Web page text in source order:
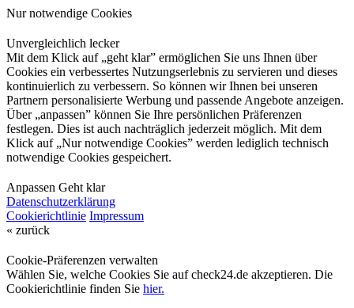
Nur notwendige Cookies
Unvergleichlich lecker
Mit dem Klick auf „geht klar” ermöglichen Sie uns Ihnen über
Cookies ein verbessertes Nutzungserlebnis zu servieren und dieses
kontinuierlich zu verbessern. So können wir Ihnen bei unseren
Partnern personalisierte Werbung und passende Angebote anzeigen.
Über „anpassen” können Sie Ihre persönlichen Präferenzen
festlegen. Dies ist auch nachträglich jederzeit möglich. Mit dem
Klick auf „Nur notwendige Cookies” werden lediglich technisch
notwendige Cookies gespeichert.
Anpassen Geht klar
Datenschutzerklärung
Cookierichtlinie Impressum
« zurück
Cookie-Präferenzen verwalten
Wählen Sie, welche Cookies Sie auf check24.de akzeptieren. Die
Cookierichtlinie finden Sie hier.